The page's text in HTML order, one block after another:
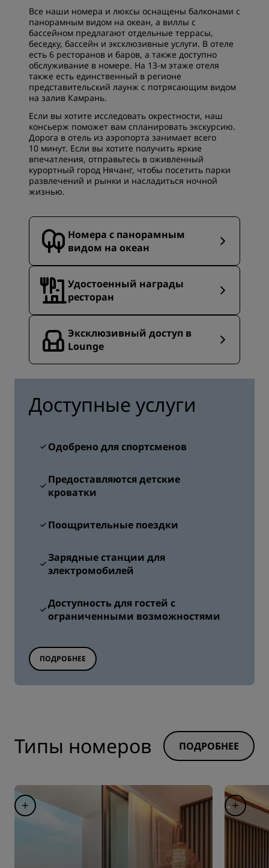
Все наши номера и люксы оснащены балконами с
панорамным видом на океан, а виллы с
бассейном предлагают отдельные террасы,
беседку, бассейн и эксклюзивные услуги. В отеле
есть 6 ресторанов и баров, а также доступно
обслуживание в номере. На 13-м этаже отеля
также есть единственный в регионе
представительский лаунж с потрясающим видом
на залив Камрань.
Если вы хотите исследовать окрестности, наш
консьерж поможет вам спланировать экскурсию.
Дорога в отель из аэропорта занимает всего
10 минут. Если вы хотите получить яркие
впечатления, отправьтесь в оживленный
курортный город Нячанг, чтобы посетить парки
развлечений и рынки и насладиться ночной
жизнью.
Номера с панорамным
видом на океан
Удостоенный награды
ресторан
Эксклюзивный доступ в
Lounge
Доступные услуги
Одобрено для спортсменов
Предоставляются детские
кроватки
Поощрительные поездки
Зарядные станции для
электромобилей
Доступность для гостей с
ограниченными возможностями
ПОДРОБНЕЕ
Типы номеров ПОДРОБНЕЕ